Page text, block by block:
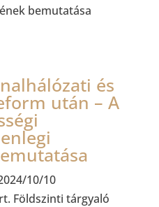
bemutatása
és
után – A
10/10
Földszinti tárgyaló